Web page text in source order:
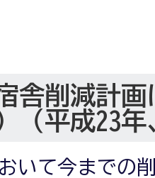
舎削減計
（平成23年
いて今までの